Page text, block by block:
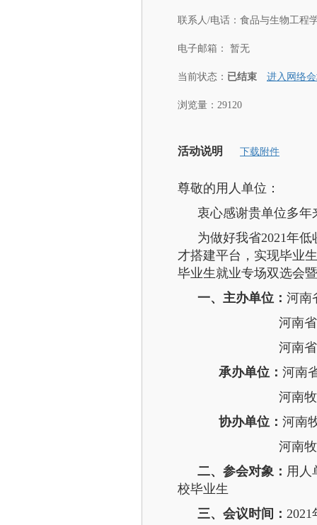
联系人/电话： 食品与生物工程
电子邮箱： 暂无
当前状态： 已结束 进入网络
浏览量：29120
活动说明 下载附件
尊敬的用人单位：
衷心感谢贵单位多
为做好我省2021年
才搭建平台，实现毕业
毕业生就业专场双选会
一、主办单位： 河南
河南省财
河南省人力
承办单位： 河南
河南牧业
协办单位： 河南
河南牧业经济
二、参会对象： 用人
校毕业生
三、会议时间： 2021